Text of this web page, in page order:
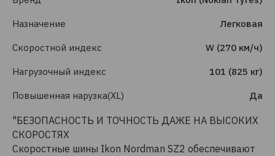
Назначение Легковая
Скоростной индекс W (270 км/ч)
Нагрузочный индекс 101 (825 кг)
Повышенная нарузка(XL) Да
"БЕЗОПАСНОСТЬ И ТОЧНОСТЬ ДАЖЕ НА ВЫСОКИХ
СКОРОСТЯХ
Скоростные шины Ikon Nordman SZ2 обеспечивают